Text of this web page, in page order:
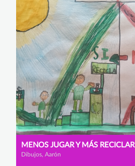
MENOS JUGAR Y MÁS RECICLAR
Dibujos, Aarón